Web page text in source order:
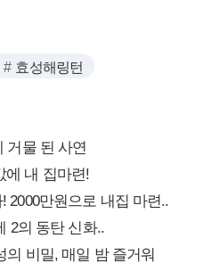
효성해링턴
거물 된 사연
에 내 집마련!
2000만원으로 내집 마련..
2의 동탄 신화..
의 비밀, 매일 밤 즐거워